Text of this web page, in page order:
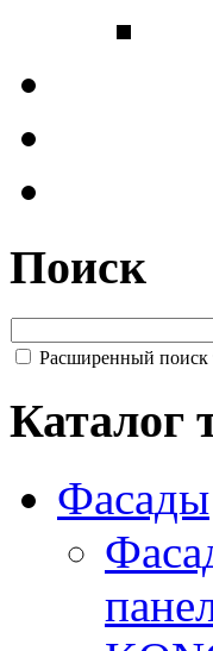
Поиск
Расширенный поиск
Каталог
Фасады